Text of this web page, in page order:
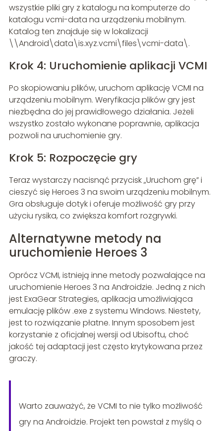
wszystkie pliki gry z katalogu na komputerze do
katalogu vcmi-data na urządzeniu mobilnym.
Katalog ten znajduje się w lokalizacji
\\Android\data\is.xyz.vcmi\files\vcmi-data\.
Krok 4: Uruchomienie aplikacji VCMI
Po skopiowaniu plików, uruchom aplikację VCMI na
urządzeniu mobilnym. Weryfikacja plików gry jest
niezbędna do jej prawidłowego działania. Jeżeli
wszystko zostało wykonane poprawnie, aplikacja
pozwoli na uruchomienie gry.
Krok 5: Rozpoczęcie gry
Teraz wystarczy nacisnąć przycisk „Uruchom grę” i
cieszyć się Heroes 3 na swoim urządzeniu mobilnym.
Gra obsługuje dotyk i oferuje możliwość gry przy
użyciu rysika, co zwiększa komfort rozgrywki.
Alternatywne metody na
uruchomienie Heroes 3
Oprócz VCMI, istnieją inne metody pozwalające na
uruchomienie Heroes 3 na Androidzie. Jedną z nich
jest ExaGear Strategies, aplikacja umożliwiająca
emulację plików .exe z systemu Windows. Niestety,
jest to rozwiązanie płatne. Innym sposobem jest
korzystanie z oficjalnej wersji od Ubisoftu, choć
jakość tej adaptacji jest często krytykowana przez
graczy.
Warto zauważyć, że VCMI to nie tylko możliwość
gry na Androidzie. Projekt ten powstał z myślą o